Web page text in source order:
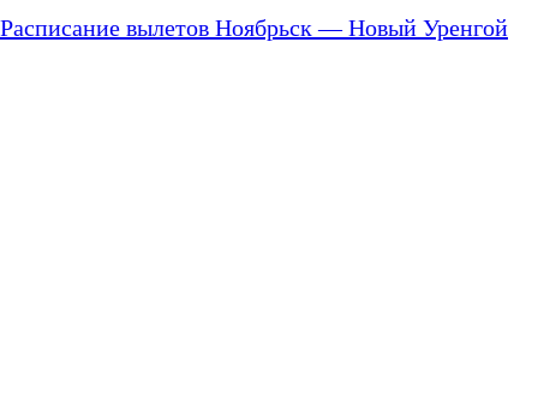
Расписание вылетов Ноябрьск — Новый Уренгой